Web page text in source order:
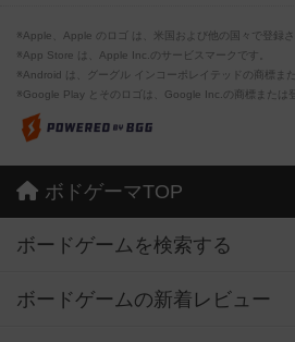
※Apple、Apple のロゴ は、米国および他の国々で登録
※App Store は、Apple Inc.のサービスマークです。
※Android は、グーグル インコーポレイテッドの商標ま
※Google Play とそのロゴは、Google Inc.の商標または
ボドゲーマTOP
ボードゲームを検索する
ボードゲームの新着レビュー